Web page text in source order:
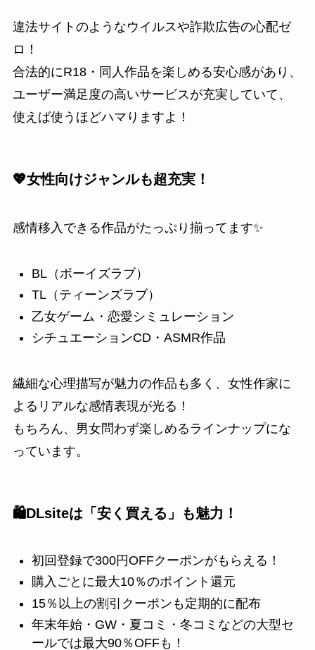
違法サイトのようなウイルスや詐欺広告の心配ゼ
ロ！
合法的にR18・同人作品を楽しめる安心感があり、
ユーザー満足度の高いサービスが充実していて、
使えば使うほどハマりますよ！
💖女性向けジャンルも超充実！
感情移入できる作品がたっぷり揃ってます✨
BL（ボーイズラブ）
TL（ティーンズラブ）
乙女ゲーム・恋愛シミュレーション
シチュエーションCD・ASMR作品
繊細な心理描写が魅力の作品も多く、女性作家に
よるリアルな感情表現が光る！
もちろん、男女問わず楽しめるラインナップにな
っています。
🛍️DLsiteは「安く買える」も魅力！
初回登録で300円OFFクーポンがもらえる！
購入ごとに最大10％のポイント還元
15％以上の割引クーポンも定期的に配布
年末年始・GW・夏コミ・冬コミなどの大型セ
ールでは最大90％OFFも！